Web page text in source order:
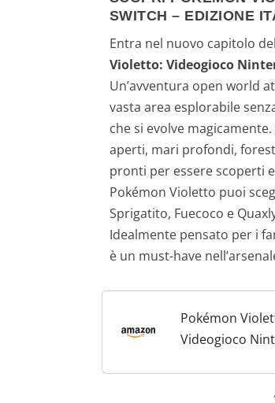
SWITCH – EDIZIONE
Entra nel nuovo capitolo
Violetto: Videogioco
Un’avventura open world
vasta area esplorabile
che si evolve
aperti, mari profondi,
pronti per essere scoperti
Pokémon Violetto puoi
Sprigatito, Fuecoco e
Idealmente pensato per i
è un must-have
Pokémon
Videogioco